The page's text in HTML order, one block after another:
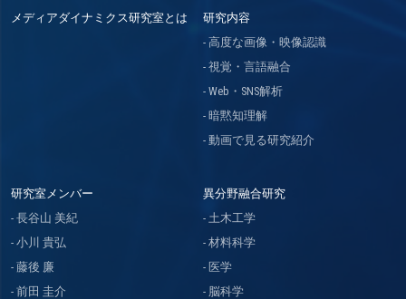
メディアダイナミクス研究室とは
研究内容
高度な画像・映像認識
視覚・言語融合
Web・SNS解析
暗黙知理解
動画で見る研究紹介
研究室メンバー
長谷山 美紀
小川 貴弘
藤後 廉
前田 圭介
異分野融合研究
土木工学
材料科学
医学
脳科学